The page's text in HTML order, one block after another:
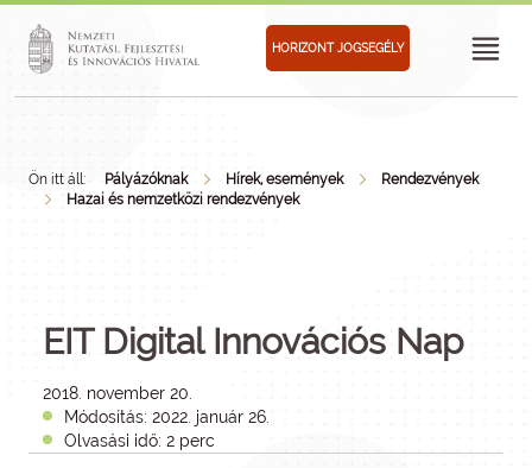
HORIZONT JOGSEGÉLY
Ön itt áll: Pályázóknak Hírek, események
Rendezvények
Hazai és nemzetközi rendezvények
EIT Digital Innovációs Nap
2018. november 20.
Módosítás: 2022. január 26.
Olvasási idő: 2 perc